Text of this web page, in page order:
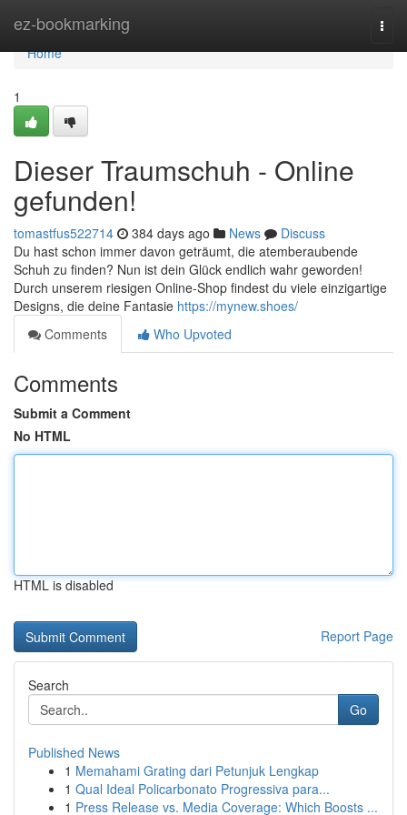
ez-bookmarking
Home
Home
1
Dieser Traumschuh - Online
gefunden!
tomastfus522714 384 days ago News
Discuss
Du hast schon immer davon geträumt, die atemberaubende
Schuh zu finden? Nun ist dein Glück endlich wahr geworden!
Durch unserem riesigen Online-Shop findest du viele einzigartige
Designs, die deine Fantasie https://mynew.shoes/
Comments
Who Upvoted
Comments
Submit a Comment
No HTML
HTML is disabled
Report Page
Search
Go
Published News
1 Memahami Grating dari Petunjuk Lengkap
1 Qual Ideal Policarbonato Progressiva para...
1 Press Release vs. Media Coverage: Which Boosts ...